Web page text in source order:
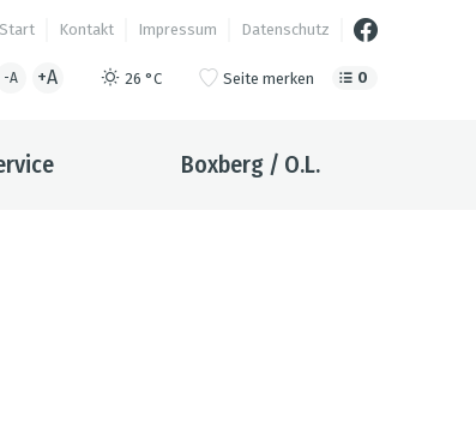
Start Kontakt Impressum Datenschutz
-A +A 26 °C Seite merken 0
Boxberg / O.L.